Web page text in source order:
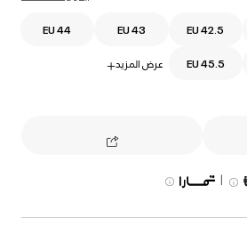
EU 42.5
EU 43
EU 44
EU 45.5 عرض المزيد+
|